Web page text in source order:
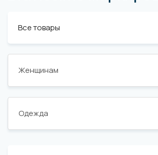
Все товары
Женщинам
Одежда